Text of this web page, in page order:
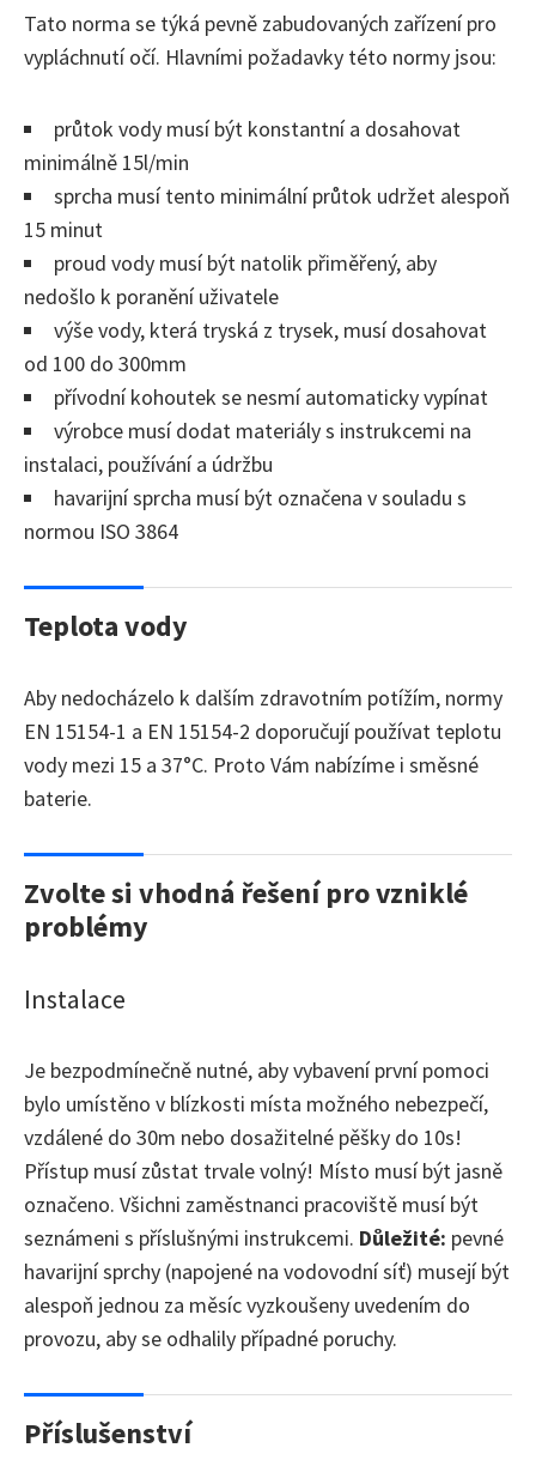
Tato norma se týká pevně zabudovaných zařízení pro
vypláchnutí očí. Hlavními požadavky této normy jsou:
průtok vody musí být konstantní a dosahovat
minimálně 15l/min
sprcha musí tento minimální průtok udržet alespoň
15 minut
proud vody musí být natolik přiměřený, aby
nedošlo k poranění uživatele
výše vody, která tryská z trysek, musí dosahovat
od 100 do 300mm
přívodní kohoutek se nesmí automaticky vypínat
výrobce musí dodat materiály s instrukcemi na
instalaci, používání a údržbu
havarijní sprcha musí být označena v souladu s
normou ISO 3864
Teplota vody
Aby nedocházelo k dalším zdravotním potížím, normy
EN 15154-1 a EN 15154-2 doporučují používat teplotu
vody mezi 15 a 37°C. Proto Vám nabízíme i směsné
baterie.
Zvolte si vhodná řešení pro vzniklé
problémy
Instalace
Je bezpodmínečně nutné, aby vybavení první pomoci
bylo umístěno v blízkosti místa možného nebezpečí,
vzdálené do 30m nebo dosažitelné pěšky do 10s!
Přístup musí zůstat trvale volný! Místo musí být jasně
označeno. Všichni zaměstnanci pracoviště musí být
seznámeni s příslušnými instrukcemi. Důležité: pevné
havarijní sprchy (napojené na vodovodní síť) musejí být
alespoň jednou za měsíc vyzkoušeny uvedením do
provozu, aby se odhalily případné poruchy.
Příslušenství